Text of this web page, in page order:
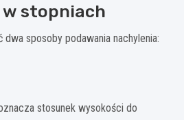
stopniach
sposoby podawania nachylenia:
stosunek wysokości do